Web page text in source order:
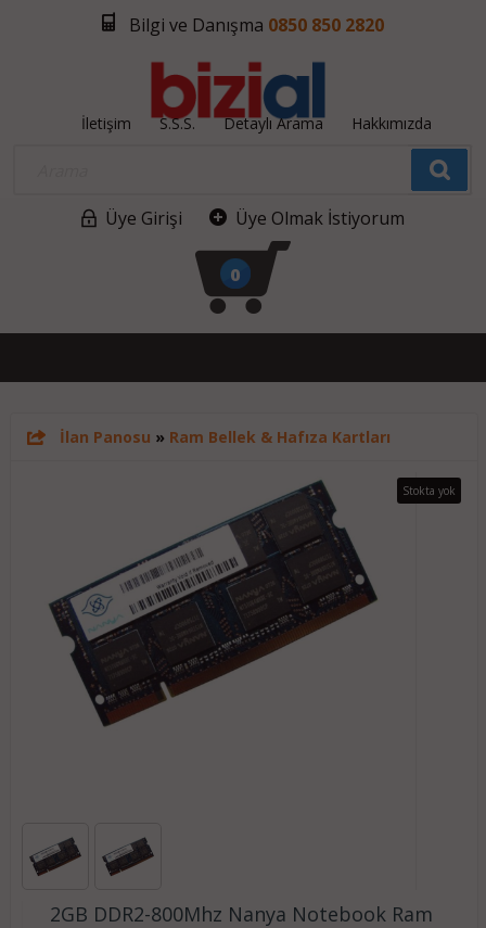
Bilgi ve Danışma 0850 850 2820
İletişim S.S.S. Detaylı Arama Hakkımızda
Üye Girişi Üye Olmak İstiyorum
0
İlan Panosu » Ram Bellek & Hafıza Kartları
Stokta yok
2GB DDR2-800Mhz Nanya Notebook Ram